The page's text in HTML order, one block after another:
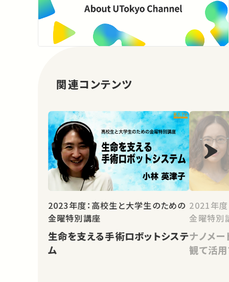
関連コンテンツ
2023年度：高校生と大学生のための
金曜特別講座
生命を支える手術ロボットシステ
ム
2021年度
金曜特別
ナノメー
観て活